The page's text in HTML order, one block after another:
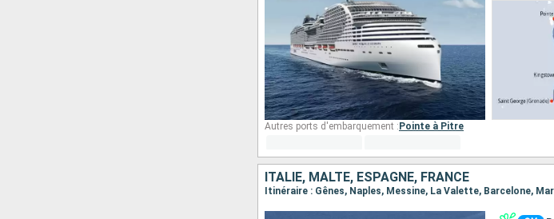
Autres ports d'embarquement : Pointe à Pitre
ITALIE, MALTE, ESPAGNE, FRANCE
Itinéraire : Gênes, Naples, Messine, La Valette, Barcelone,